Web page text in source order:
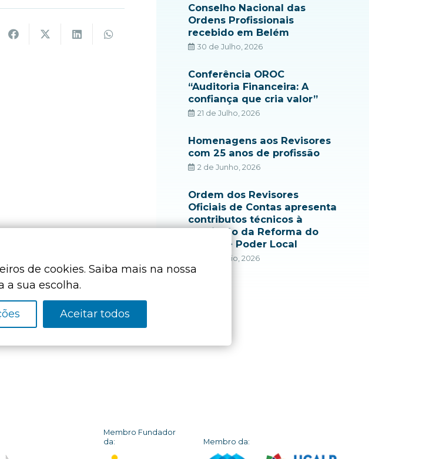
Conselho Nacional das
Ordens Profissionais
recebido em Belém
30 de Julho, 2026
Conferência OROC
“Auditoria Financeira: A
confiança que cria valor”
21 de Julho, 2026
Homenagens aos Revisores
com 25 anos de profissão
2 de Junho, 2026
Ordem dos Revisores
Oficiais de Contas apresenta
contributos técnicos à
Comissão da Reforma do
Estado e Poder Local
22 de Maio, 2026
Membro Fundador
da:
Membro da:
de cookies. Saiba mais na nossa
a sua escolha.
Aceitar todos